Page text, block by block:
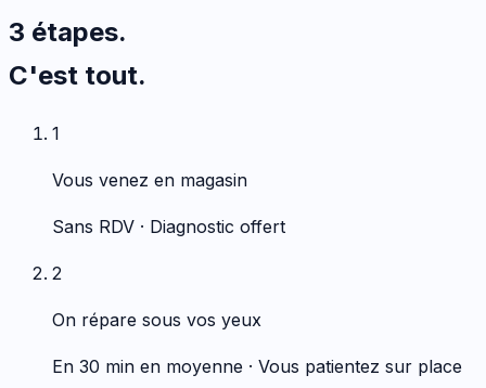
3 étapes.
C'est tout.
1
Vous venez en magasin
Sans RDV · Diagnostic offert
2
On répare sous vos yeux
En 30 min en moyenne · Vous patientez sur place